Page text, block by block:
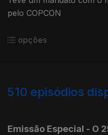
pelo COPCON
opções
510 episódios
Emissão Especial - O